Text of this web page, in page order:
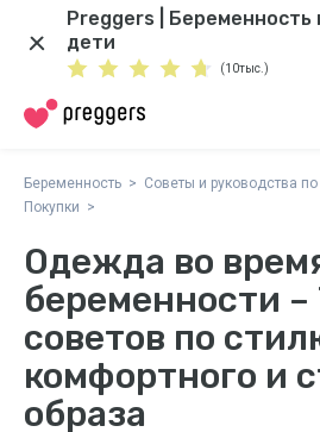
Preggers | Беременность
дети
(10тыс.)
Беременность
Советы и руководства
Покупки
Одежда во
беременности
советов по
комфортного и
образа